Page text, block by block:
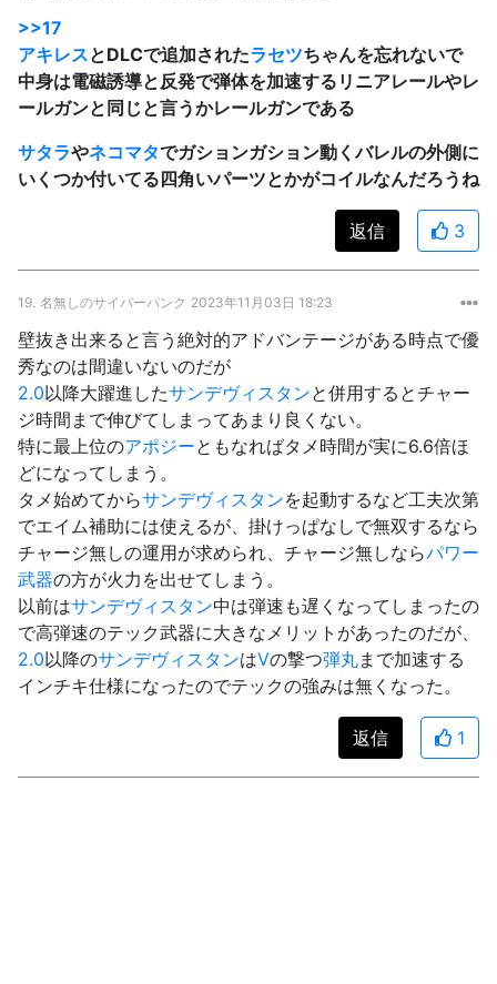
>>17
アキレスとDLCで追加されたラセツちゃんを忘れないで
中身は電磁誘導と反発で弾体を加速するリニアレールやレ
ールガンと同じと言うかレールガンである
サタラやネコマタでガションガション動くバレルの外側に
いくつか付いてる四角いパーツとかがコイルなんだろうね
返信 3
19. 名無しのサイバーパンク 2023年11月03日 18:23
壁抜き出来ると言う絶対的アドバンテージがある時点で優
秀なのは間違いないのだが
2.0以降大躍進したサンデヴィスタンと併用するとチャー
ジ時間まで伸びてしまってあまり良くない。
特に最上位のアポジーともなればタメ時間が実に6.6倍ほ
どになってしまう。
タメ始めてからサンデヴィスタンを起動するなど工夫次第
でエイム補助には使えるが、掛けっぱなしで無双するなら
チャージ無しの運用が求められ、チャージ無しならパワー
武器の方が火力を出せてしまう。
以前はサンデヴィスタン中は弾速も遅くなってしまったの
で高弾速のテック武器に大きなメリットがあったのだが、
2.0以降のサンデヴィスタンはVの撃つ弾丸まで加速する
インチキ仕様になったのでテックの強みは無くなった。
返信 1